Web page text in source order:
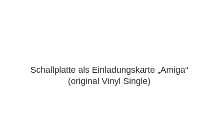
4.86
Schallplatte als Einladungskarte „Amiga“
(original Vinyl Single)